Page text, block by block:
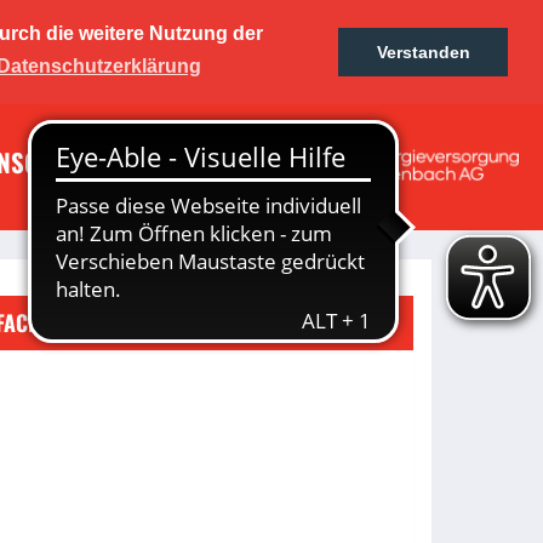
die weitere Nutzung der
Datenschutzerklärung
Verstanden
Ticketshop Fanshop
e.V.
GESCHICHTE